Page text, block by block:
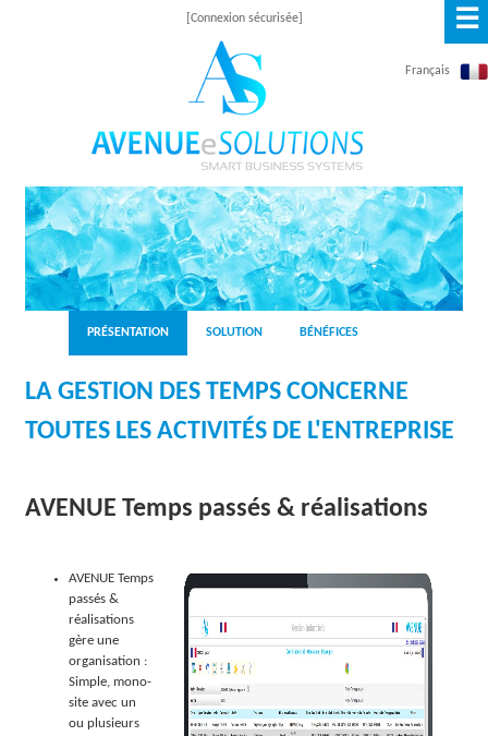
A
V
E
N
U
E
E
O
U
T
I
O
[Connexion sécurisée]
Français
PRÉSENTATION SOLUTION BÉNÉFICES
LA GESTION DES TEMPS CONCERNE
TOUTES LES ACTIVITÉS DE L'ENTREPRISE
AVENUE Temps passés & réalisations
AVENUE Temps
passés &
réalisations
gère une
organisation :
Simple, mono-
site avec un
ou plusieurs
☰